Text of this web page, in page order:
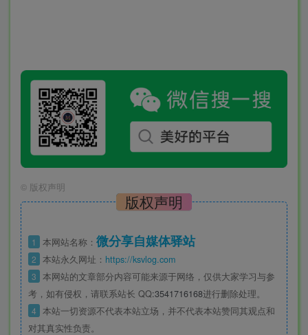
© 版权声明
版权声明
1 本网站名称： 微分享自媒体驿站
2 本站永久网址： https://ksvlog.com
3 本网站的文章部分内容可能来源于网络，仅供大家学习与参
考，如有侵权，请联系站长 QQ:3541716168进行删除处理。
4 本站一切资源不代表本站立场，并不代表本站赞同其观点和
对其真实性负责。